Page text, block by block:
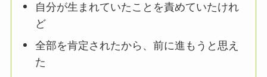
自分が生まれていたことを責めていたけれ
ど
全部を肯定されたから、前に進もうと思え
た